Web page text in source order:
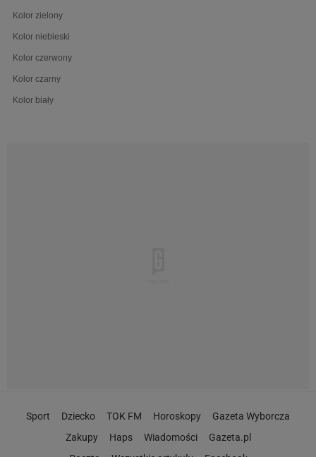
Kolor zielony
Kolor niebieski
Kolor czerwony
Kolor czarny
Kolor biały
Sport Dziecko TOK FM Horoskopy
Gazeta Wyborcza
Zakupy
Haps Wiadomości
Gazeta.pl